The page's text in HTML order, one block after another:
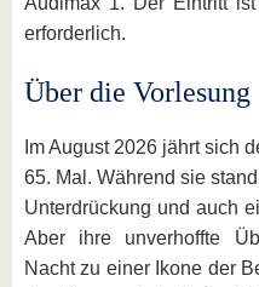
erforderlich.
Über die Vorlesung
Im August 2026 jährt sich
65. Mal. Während sie
Unterdrückung und auch
Aber ihre unverhoffte
Nacht zu einer Ikone der